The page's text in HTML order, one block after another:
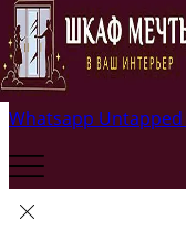
Whatsapp Untapped